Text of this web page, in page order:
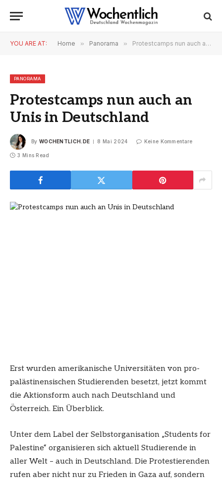
YOU ARE AT: Home » Panorama » Protestcamps nun auch an Unis in Deutschland
PANORAMA
Protestcamps nun auch an
Unis in Deutschland
By WOCHENTLICH.DE 8 Mai 2024 Keine Kommentare
3 Mins Read
Erst wurden amerikanische Universitäten von pro-
palästinensischen Studierenden besetzt, jetzt kommt
die Aktionsform auch nach Deutschland und
Österreich. Ein Überblick.
Unter dem Label der Selbstorganisation „Students for
Palestine“ organisieren sich aktuell Studierende in
aller Welt – auch in Deutschland. Die Protestierenden
rufen aber nicht nur zu Frieden in Gaza auf, sondern